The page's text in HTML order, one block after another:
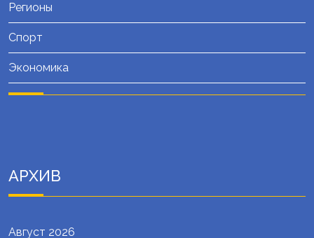
Регионы
Спорт
Экономика
АРХИВ
Август 2026